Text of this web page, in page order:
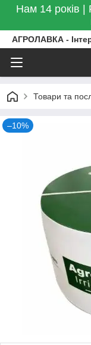
Нам 14 років
АГРОЛАВКА -
Товари та
–10%